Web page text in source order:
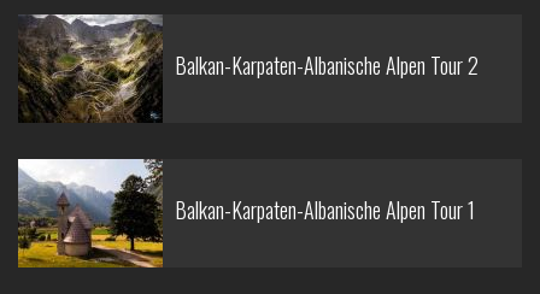
Balkan-Karpaten-Albanische Alpen Tour 2
Balkan-Karpaten-Albanische Alpen Tour 1